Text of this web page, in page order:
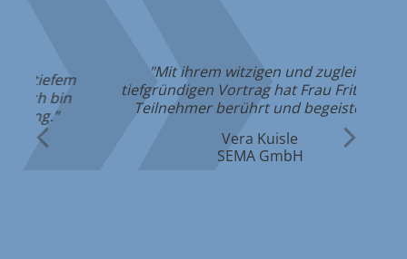
"Mit ihrem witzigen und zugleich
tiefgründigen Vortrag hat Frau Fritze alle
Teilnehmer berührt und begeistert. "
Vera Kuisle
SEMA GmbH